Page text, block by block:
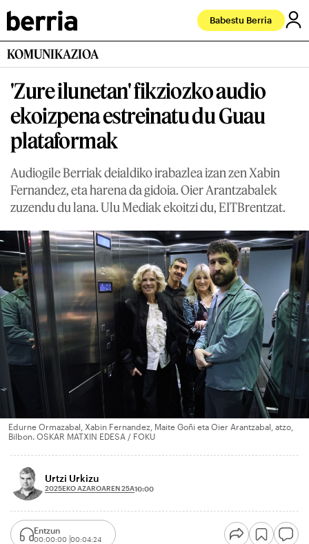
Babestu Berria
KOMUNIKAZIOA
'Zure ilunetan' fikziozko audio
ekoizpena estreinatu du Guau
plataformak
Audiogile Berriak deialdiko irabazlea izan zen Xabin
Fernandez, eta harena da gidoia. Oier Arantzabalek
zuzendu du lana. Ulu Mediak ekoitzi du, EITBrentzat.
Edurne Ormazabal, Xabin Fernandez, Maite Goñi eta Oier Arantzabal, atzo,
Bilbon. OSKAR MATXIN EDESA / FOKU
Urtzi Urkizu
2025EKO AZAROAREN 25A10:00
Entzun
00:00:00 00:04:24